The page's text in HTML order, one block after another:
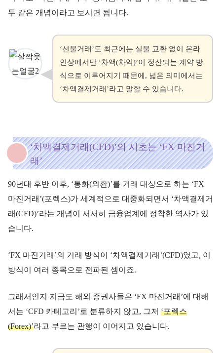
두 같은 개념이라고 보시면 됩니다.
‘선물거래’도 최근에는 실물 교환 없이 온라
인상에서만 ‘차액(차익)’이 정산되는 계약 방
식으로 이루어지기 때문에, 넓은 의미에서는
‘차액결제거래’라고 말할 수 있습니다.
‘차액결제거래(CFD)’의 시초는 ‘FX 마진거
래’
90년대 후반 이후, ‘통화(외환)’를 거래 대상으로 하는 ‘FX
마진거래’(포렉스)가 세계적으로 대중화되면서 ‘차액결제거
래(CFD)’라는 개념이 서서히 금융업계에 정착한 역사가 있
습니다.
‘FX 마진거래’의 거래 방식이 ‘차액결제거래’(CFD)였고, 이
방식이 여러 종목으로 전파된 셈이죠.
그래서인지 지금도 해외 증권사들은 ‘FX 마진거래’에 대해
서는 ‘CFD 카테고리’로 분류하지 않고, 그저 ‘포렉스
(Forex)’라고 부르는 관행이 이어지고 있습니다.